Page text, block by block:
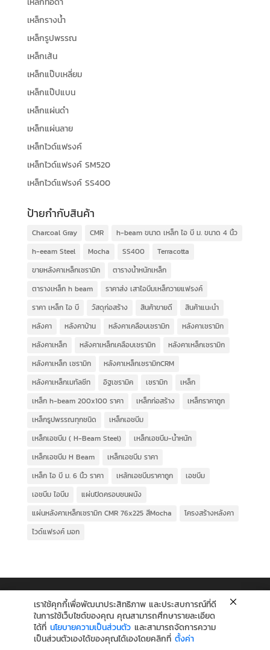
เหล็กรางน้ำ
เหล็กรูปพรรณ
เหล็กเส้น
เหล็กแป๊บเหลี่ยม
เหล็กแป๊ปแบน
เหล็กแผ่นดำ
เหล็กแผ่นลาย
เหล็กไวด์แฟรงค์
เหล็กไวด์แฟรงค์ SM520
เหล็กไวด์แฟรงค์ SS400
ป้ายกำกับสินค้า
Charcoal Gray CMR
h-beam ขนาด เหล็ก ไอ บี ม. ขนาด 4 นิ้ว
h-eeam Steel
Mocha SS400
Terracotta
ขายหลังคาเหล็กเซรามิก
ตารางน้ำหนักเหล็ก
ตารางเหล็ก h beam
ราคาส่ง เสาไอบีมเหล็กวายแฟรงค์
ราคา เหล็ก ไอ บี
วัสดุก่อสร้าง สินค้าขายดี
สินค้าแนะนำ
หลังคา
หลังคาบ้าน หลังคาเคลือบเซรามิก
หลังคาเซรามิก
หลังคาเหล็ก
หลังคาเหล็กเคลือบเซรามิก
หลังคาเหล็กเซรามิก
หลังคาเหล็ก เซรามิก
หลังคาเหล็กเซรามิกCRM
หลังคาเหล็กเมทัลชีท
อิฐเซรามิค เซรามิก
เหล็ก
เหล็ก h-beam 200x100 ราคา
เหล็กก่อสร้าง
เหล็กราคาถูก
เหล็กรูปพรรณทุกชนิด
เหล็กเอชบีม
เหล็กเอชบีม ( H-Beam Steel)
เหล็กเอชบีม-น้ำหนัก
เหล็กเอชบีม H Beam
เหล็กเอชบีม ราคา
เหล็ก ไอ บี ม. 6 นิ้ว ราคา
เหล้กเอชบีมราคาถูก
เอชบีม
เอชบีม ไอบีม
แผ่นปิดครอบชนผนัง
แผ่นหลังคาเหล็กเซรามิก CMR 76x225 สีMocha
โครงสร้างหลังคา
ไวด์แฟรงค์ มอก
เราใช้คุกกี้เพื่อพัฒนาประสิทธิภาพ และประสบการณ์ที่ดี
ในการใช้เว็บไซต์ของคุณ คุณสามารถศึกษารายละเอียด
ได้ที่ นโยบายความเป็นส่วนตัว และสามารถจัดการความ
เป็นส่วนตัวเองได้ของคุณได้เองโดยคลิกที่ ตั้งค่า